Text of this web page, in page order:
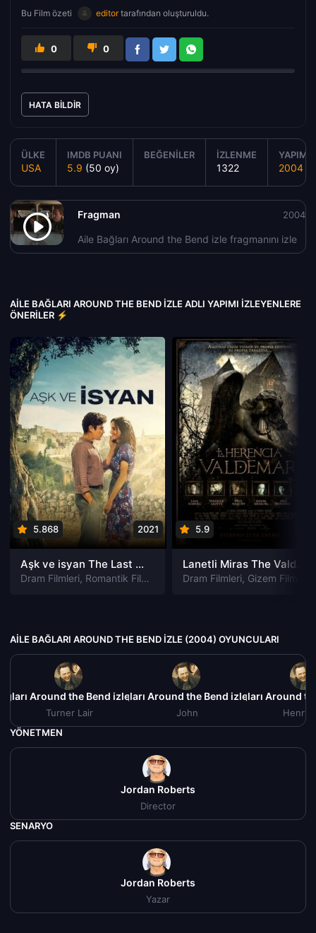
Bu Film özeti editortarafından oluşturuldu.
0 0
HATA BILDIR
ÜLKE
USA
IMDB PUANI
5.9 (50 oy)
BEĞENILER İZLENME
1322
YAPIM
2004
Fragman
Aile Bağları Around the Bend izle fragmanını izle
2004
AILE BAĞLARI AROUND THE BEND IZLE ADLI YAPIMI İZLEYENLERE
ÖNERILER ⚡
5.868 2021
Aşk ve isyan The Last Parasido izle
Dram Filmleri, Romantik Filmleri
5.9
Dram Filmleri, Gizem Filmleri
AILE BAĞLARI AROUND THE BEND IZLE (2004) OYUNCULARI
Around the Bend izle (2004)
Turner Lair
Aile Bağları Around the Bend izle (2004)
John
Aile Bağları Around
Henry
YÖNETMEN
Jordan Roberts
Director
SENARYO
Jordan Roberts
Yazar